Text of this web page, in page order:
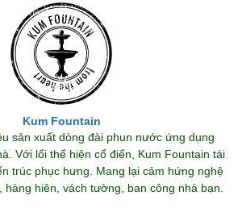
Kum Fountain
sản xuất dòng đài phun nước ứng dụng
Với lối thể hiện cổ điển, Kum Fountain tái
trúc phục hưng. Mang lại cảm hứng nghệ
hiên, vách tường, ban công nhà bạn.